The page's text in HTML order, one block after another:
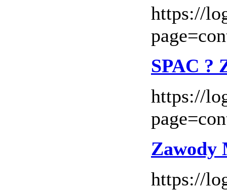
https://
SPAC ?
https://
Zawody
https://